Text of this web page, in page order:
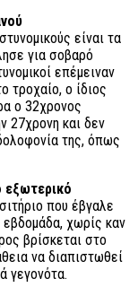
είναι τα
για σοβαρό
επέμειναν
τροχαίο, ο ίδιος
ο 32χρονος
27χρονη και δεν
της, όπως
εξωτερικό
που έβγαλε
χωρίς καν
βρίσκεται στο
να διαπιστωθεί
γεγονότα.